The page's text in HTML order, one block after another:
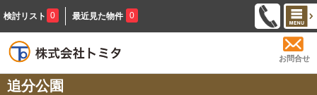
検討リスト 0 最近見た物件 0
お問合せ
追分公園